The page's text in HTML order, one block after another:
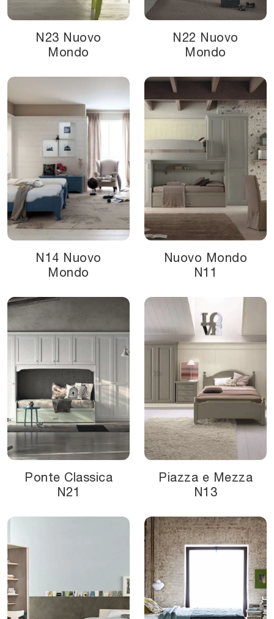
N23 Nuovo
Mondo
N22 Nuovo
Mondo
N14 Nuovo
Mondo
Nuovo Mondo
N11
Ponte Classica
N21
Piazza e Mezza
N13